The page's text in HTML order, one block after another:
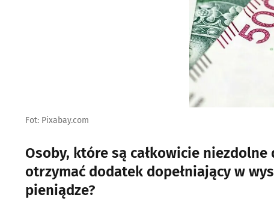
Fot: Pixabay.com
Osoby, które są całkowicie
otrzymać dodatek dopełniający w
pieniądze?